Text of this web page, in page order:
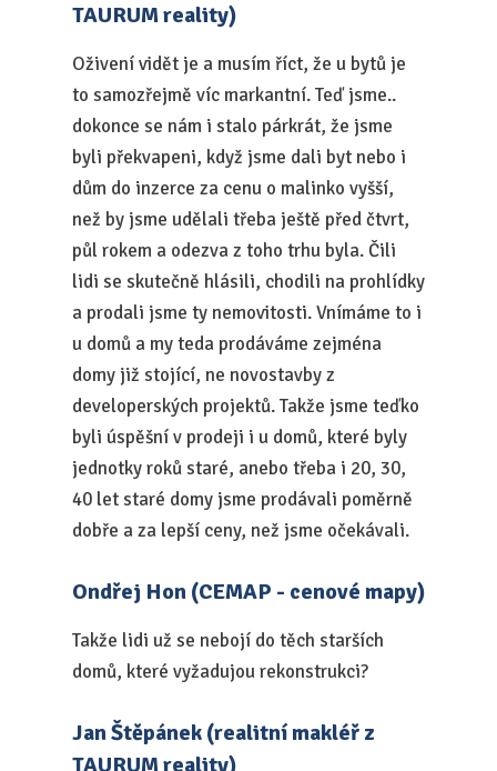
TAURUM reality)
Oživení vidět je a musím říct, že u bytů je
to samozřejmě víc markantní. Teď jsme..
dokonce se nám i stalo párkrát, že jsme
byli překvapeni, když jsme dali byt nebo i
dům do inzerce za cenu o malinko vyšší,
než by jsme udělali třeba ještě před čtvrt,
půl rokem a odezva z toho trhu byla. Čili
lidi se skutečně hlásili, chodili na prohlídky
a prodali jsme ty nemovitosti. Vnímáme to i
u domů a my teda prodáváme zejména
domy již stojící, ne novostavby z
developerských projektů. Takže jsme teďko
byli úspěšní v prodeji i u domů, které byly
jednotky roků staré, anebo třeba i 20, 30,
40 let staré domy jsme prodávali poměrně
dobře a za lepší ceny, než jsme očekávali.
Ondřej Hon (CEMAP - cenové mapy)
Takže lidi už se nebojí do těch starších
domů, které vyžadujou rekonstrukci?
Jan Štěpánek (realitní makléř z
TAURUM reality)